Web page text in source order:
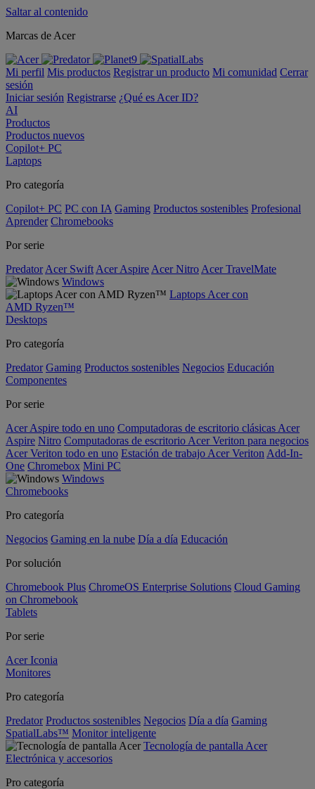
Saltar al contenido
Marcas de Acer
Mi perfil Mis productos Registrar un producto Mi comunidad Cerrar
sesión
Iniciar sesión Registrarse ¿Qué es Acer ID?
AI
Productos
Productos nuevos
Copilot+ PC
Laptops
Pro categoría
Copilot+ PC PC con IA Gaming Productos sostenibles Profesional
Aprender Chromebooks
Por serie
Predator Acer Swift Acer Aspire Acer Nitro Acer TravelMate
Windows
Laptops Acer con
AMD Ryzen™
Desktops
Pro categoría
Predator Gaming Productos sostenibles Negocios Educación
Componentes
Por serie
Acer Aspire todo en uno Computadoras de escritorio clásicas Acer
Aspire Nitro Computadoras de escritorio Acer Veriton para negocios
Acer Veriton todo en uno Estación de trabajo Acer Veriton Add-In-
One Chromebox Mini PC
Windows
Chromebooks
Pro categoría
Negocios Gaming en la nube Día a día Educación
Por solución
Chromebook Plus ChromeOS Enterprise Solutions Cloud Gaming
on Chromebook
Tablets
Por serie
Acer Iconia
Monitores
Pro categoría
Predator Productos sostenibles Negocios Día a día Gaming
SpatialLabs™ Monitor inteligente
Tecnología de pantalla Acer
Electrónica y accesorios
Pro categoría